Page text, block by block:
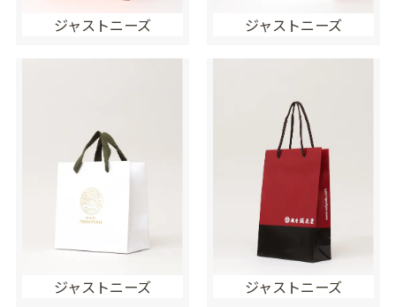
ジャストニーズ ジャストニーズ
ジャストニーズ ジャストニーズ